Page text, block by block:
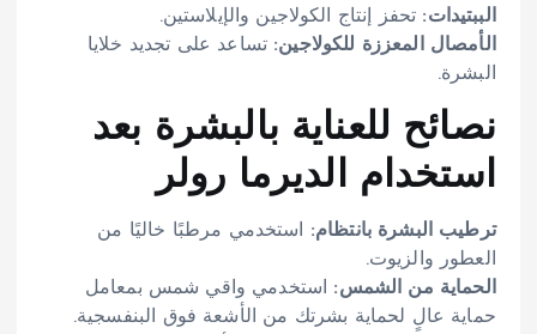
الببتيدات:تحفز إنتاج الكولاجين والإيلاستين.
الأمصال المعززة للكولاجين:تساعد على تجديد خلايا
البشرة.
نصائح للعناية بالبشرة بعد
استخدام الديرما رولر
ترطيب البشرة بانتظام:استخدمي مرطبًا خاليًا من
العطور والزيوت.
الحماية من الشمس:استخدمي واقي شمس بمعامل
حماية عالٍ لحماية بشرتك من الأشعة فوق البنفسجية.